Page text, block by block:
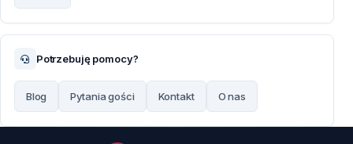
Potrzebuję pomocy?
Blog Pytania gości Kontakt O nas